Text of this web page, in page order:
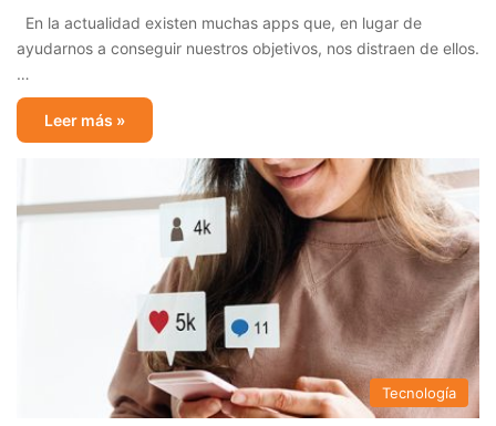
En la actualidad existen muchas apps que, en lugar de
ayudarnos a conseguir nuestros objetivos, nos distraen de ellos.
…
Leer más »
Tecnología